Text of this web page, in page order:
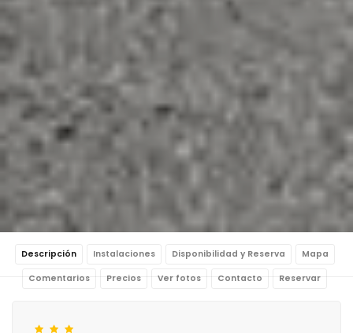
Descripción Instalaciones Disponibilidad y Reserva Mapa
Comentarios Precios Ver fotos Contacto Reservar